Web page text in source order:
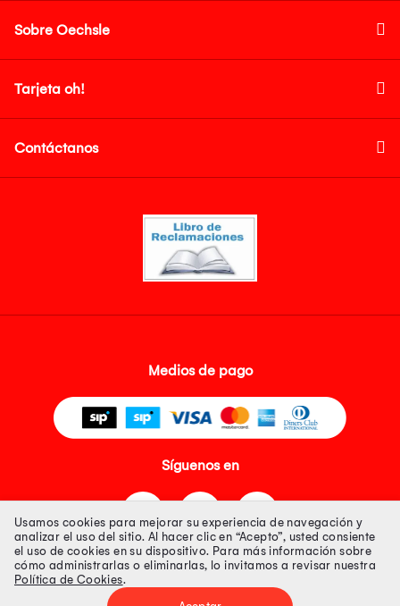
Sobre Oechsle
Tarjeta oh!
Contáctanos
Medios de pago
Síguenos en
Tienda 100% Segura
Usamos cookies para mejorar su experiencia de navegación y
analizar el uso del sitio. Al hacer clic en “Acepto”, usted consiente
el uso de cookies en su dispositivo. Para más información sobre
cómo administrarlas o eliminarlas, lo invitamos a revisar nuestra
Política de Cookies.